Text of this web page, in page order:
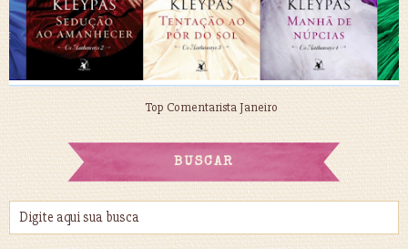
Top Comentarista Janeiro
BUSCAR